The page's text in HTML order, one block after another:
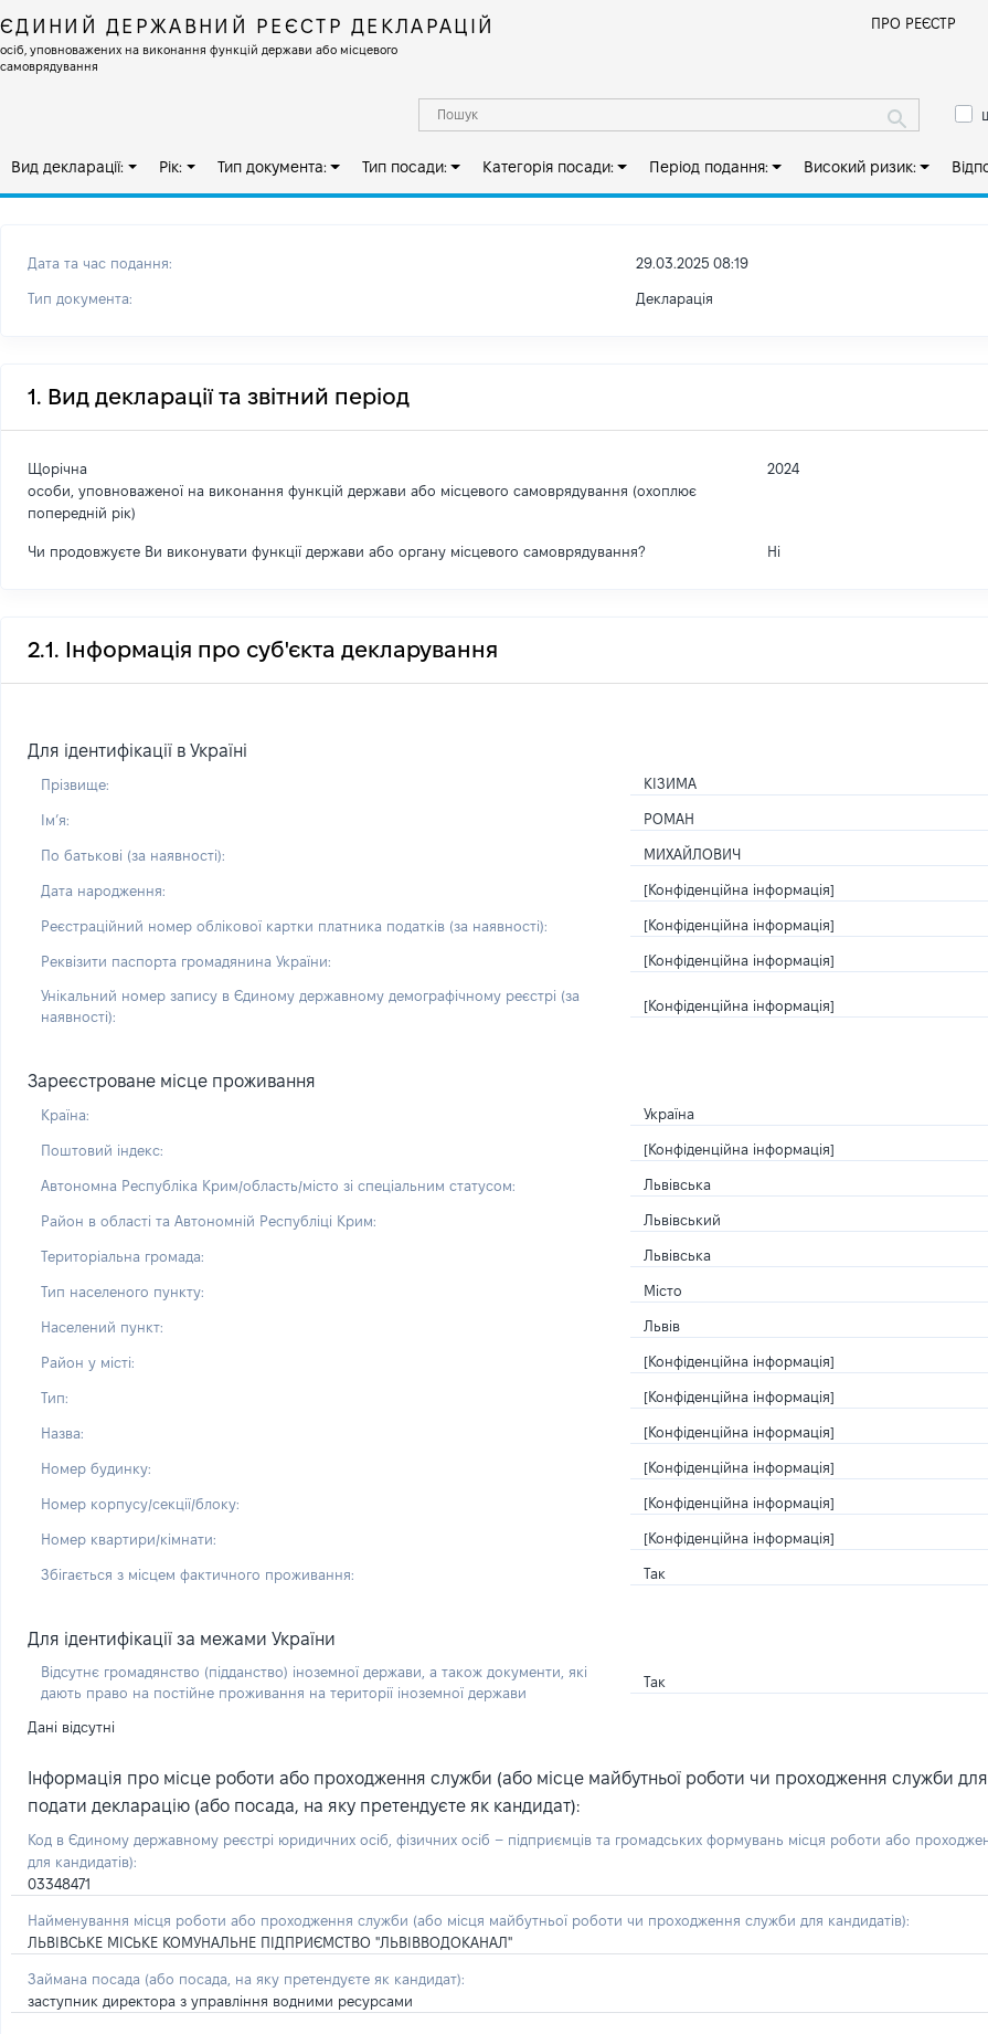
ЄДИНИЙ ДЕРЖАВНИЙ РЕЄСТР ДЕКЛАРАЦІЙ
осіб, уповноважених на виконання функцій держави або місцевого
самоврядування
ПРО РЕЄСТР
Вид декларації: Рік: Тип документа: Тип посади: Категорія посади: Період подання: Високий ризик:
Дата та час подання: 29.03.2025 08:19
Тип документа: Декларація
1. Вид декларації та звітний період
Щорічна
особи, уповноваженої на виконання функцій держави або місцевого самоврядування (охоплює
попередній рік)
2024
Чи продовжуєте Ви виконувати функції держави або органу місцевого самоврядування? Ні
2.1. Інформація про суб'єкта декларування
Для ідентифікації в Україні
Прізвище: КІЗИМА
Імʼя: РОМАН
По батькові (за наявності): МИХАЙЛОВИЧ
Дата народження: [Конфіденційна інформація]
Реєстраційний номер облікової картки платника податків (за наявності): [Конфіденційна інформація]
Реквізити паспорта громадянина України: [Конфіденційна інформація]
Унікальний номер запису в Єдиному державному демографічному реєстрі (за
наявності):
[Конфіденційна інформація]
Зареєстроване місце проживання
Країна: Україна
Поштовий індекс: [Конфіденційна інформація]
Автономна Республіка Крим/область/місто зі спеціальним статусом: Львівська
Район в області та Автономній Республіці Крим: Львівський
Територіальна громада: Львівська
Тип населеного пункту: Місто
Населений пункт: Львів
Район у місті: [Конфіденційна інформація]
Тип: [Конфіденційна інформація]
Назва: [Конфіденційна інформація]
Номер будинку: [Конфіденційна інформація]
Номер корпусу/секції/блоку: [Конфіденційна інформація]
Номер квартири/кімнати: [Конфіденційна інформація]
Збігається з місцем фактичного проживання: Так
Для ідентифікації за межами України
Відсутнє громадянство (підданство) іноземної держави, а також документи, які
дають право на постійне проживання на території іноземної держави
Так
Дані відсутні
Інформація про місце роботи або проходження служби (або місце майбутньої роботи чи проходження служби для
подати декларацію (або посада, на яку претендуєте як кандидат):
Код в Єдиному державному реєстрі юридичних осіб, фізичних осіб – підприємців та громадських формувань місця роботи або
для кандидатів):
03348471
Найменування місця роботи або проходження служби (або місця майбутньої роботи чи проходження служби для кандидатів):
ЛЬВІВСЬКЕ МІСЬКЕ КОМУНАЛЬНЕ ПІДПРИЄМСТВО "ЛЬВІВВОДОКАНАЛ"
Займана посада (або посада, на яку претендуєте як кандидат):
заступник директора з управління водними ресурсами